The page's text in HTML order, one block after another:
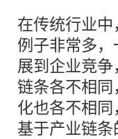
在传统行业
例子非常多
展到企业竞
链条各不相
化也各不相
基于产业链条